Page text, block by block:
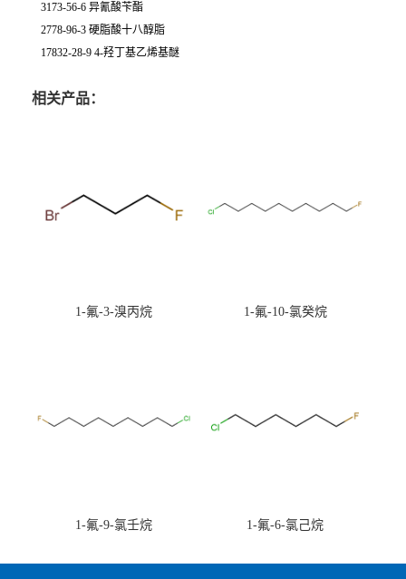
3173-56-6 异氰酸苄酯
2778-96-3 硬脂酸十八醇脂
17832-28-9 4-羟丁基乙烯基醚
相关产品：
1-氟-3-溴丙烷 1-氟-10-氯癸烷
1-氟-9-氯壬烷 1-氟-6-氯己烷